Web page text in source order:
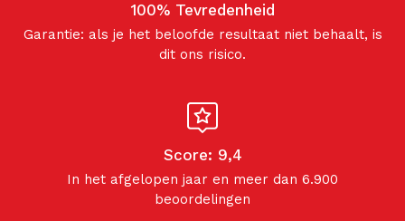
100% Tevredenheid
Garantie: als je het beloofde resultaat niet behaalt, is
dit ons risico.
Score: 9,4
In het afgelopen jaar en meer dan 6.900
beoordelingen